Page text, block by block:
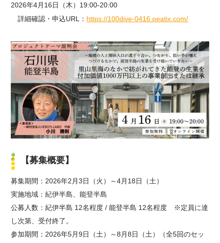
2026年4月16日（木）19:00-20:00
詳細確認・申込URL： https://100dive-0416.peatix.com/
【募集概要】
募集期間：2026年2月3日（火）～4月18日（土）
実施地域：紀伊半島、能登半島
公募人数：紀伊半島 12名程度 / 能登半島 12名程度 ※定員に達
し次第、受付終了。
参加期間：2026年5月9日（土）～8月8日（土）（全5回のセッ